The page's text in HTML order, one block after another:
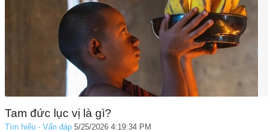
Tam đức lục vị là gì?
Tìm hiểu - Vấn đáp 5/25/2026 4:19:34 PM